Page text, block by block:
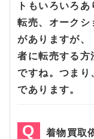
トもいろいろ
転売、オークシ
がありますが、
者に転売する方
ですね。つまり
であります。
着物買取